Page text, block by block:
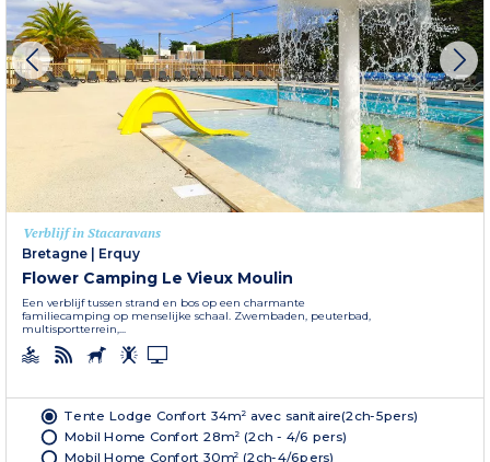
Verblijf in Stacaravans
Bretagne | Erquy
Flower Camping Le Vieux Moulin
Een verblijf tussen strand en bos op een charmante
familiecamping op menselijke schaal. Zwembaden, peuterbad,
multisportterrein,...
Tente Lodge Confort 34m² avec sanitaire(2ch-5pers)
Mobil Home Confort 28m² (2ch - 4/6 pers)
Mobil Home Confort 30m² (2ch-4/6pers)